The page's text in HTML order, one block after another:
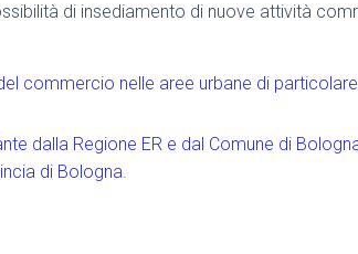
di insediamento di nuove attività
commercio nelle aree urbane di
dalla Regione ER e dal Comune di
di Bologna.